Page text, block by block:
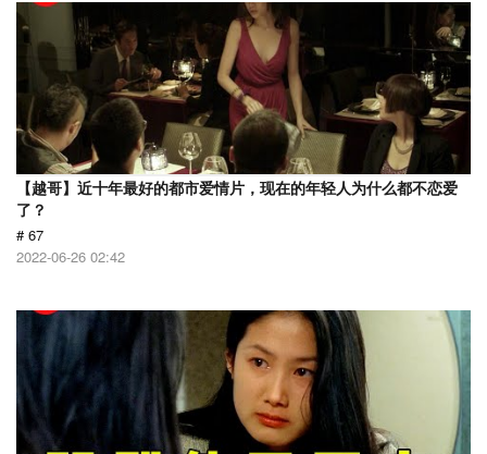
【越哥】近十年最好的都市爱情片，现在的年轻人为什么都不恋爱
了？
# 67
2022-06-26 02:42